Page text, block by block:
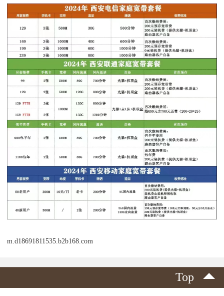
m.d18691811535.b2b168.com
Top